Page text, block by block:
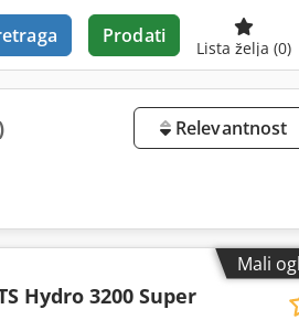
Prodati
Lista želja (0)
Relevantnost
Mali
Hydro 3200 Super